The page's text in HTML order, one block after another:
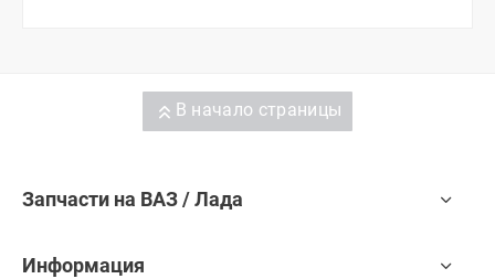
В начало страницы
Запчасти на ВАЗ / Лада
Информация